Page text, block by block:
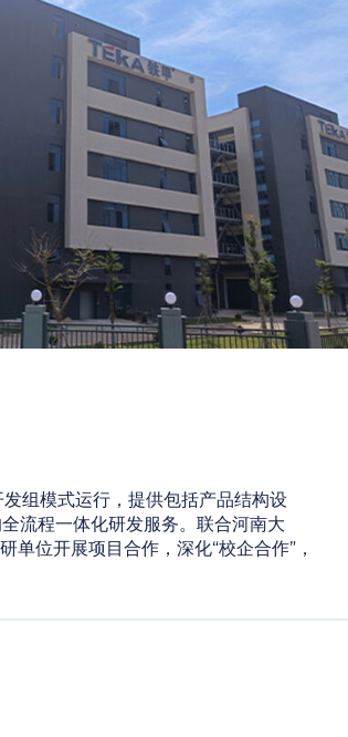
组模式运行，提供包括产品结构设
流程一体化研发服务。联合河南大
单位开展项目合作，深化“校企合作”，